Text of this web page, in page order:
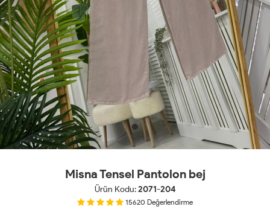
Misna Tensel Pantolon bej
Ürün Kodu:2071-204
15620 Değerlendirme